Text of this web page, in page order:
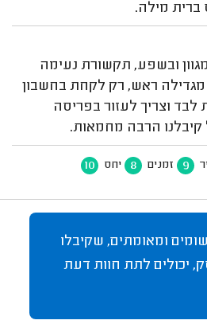
ברית מילה.
ובשפע, תקשורת נעימה
מגדילה ראש, רק לקחת בחשבון
לבד וצריך לעזור בפריסה
קיבלנו הרבה מחמאות.
9 זמנים 8 יחס 10
ומאומתים, שקיבלו
יכולים לתת חוות דעת